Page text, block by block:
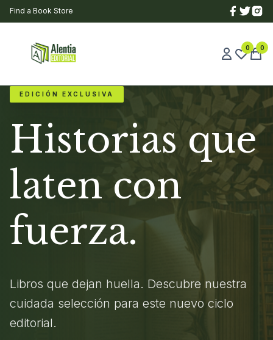
Find a Book Store
0 0
EDICIÓN EXCLUSIVA
Historias que
laten con
fuerza.
Libros que dejan huella. Descubre nuestra
cuidada selección para este nuevo ciclo
editorial.